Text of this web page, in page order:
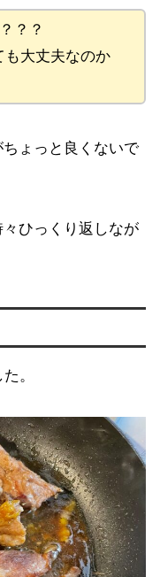
？？
も大丈夫なのか
ょっと良くないで
ひっくり返しなが
。